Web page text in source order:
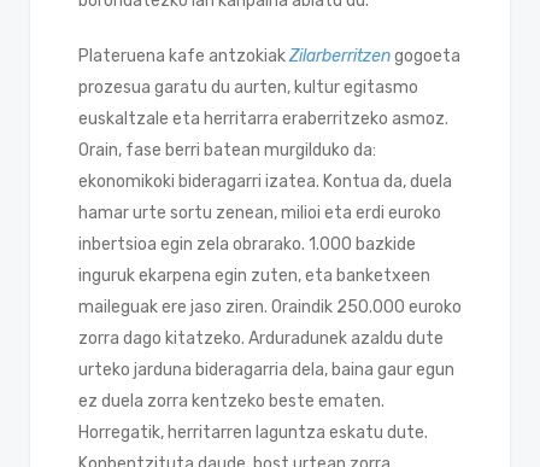
Plateruena kafe antzokiakZilarberritzengogoeta
prozesua garatu du aurten, kultur egitasmo
euskaltzale eta herritarra eraberritzeko asmoz.
Orain, fase berri batean murgilduko da:
ekonomikoki bideragarri izatea. Kontua da, duela
hamar urte sortu zenean, milioi eta erdi euroko
inbertsioa egin zela obrarako. 1.000 bazkide
inguruk ekarpena egin zuten, eta banketxeen
maileguak ere jaso ziren. Oraindik 250.000 euroko
zorra dago kitatzeko. Arduradunek azaldu dute
urteko jarduna bideragarria dela, baina gaur egun
ez duela zorra kentzeko beste ematen.
Horregatik, herritarren laguntza eskatu dute.